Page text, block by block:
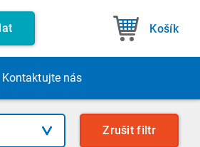
Košík
Kontaktujte nás
Zrušit filtr